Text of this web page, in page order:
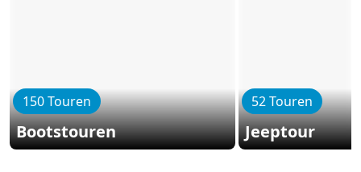
150 Touren
Bootstouren
52 Touren
Jeeptour